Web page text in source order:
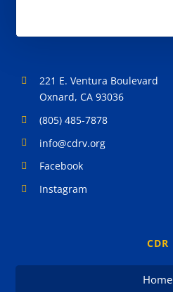
221 E. Ventura Boulevard
Oxnard, CA 93036
(805) 485-7878
info@cdrv.org
Facebook
Instagram
CDR
Home